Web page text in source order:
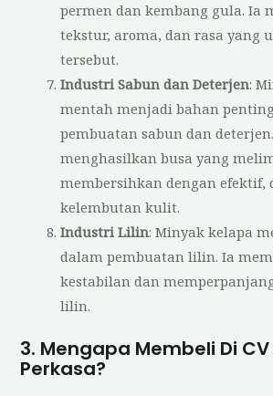
permen dan kembang gula. Ia
tekstur, aroma, dan rasa yang
tersebut.
Industri Sabun dan Deterjen:
mentah menjadi bahan
pembuatan sabun dan
menghasilkan busa yang
membersihkan dengan efektif,
kelembutan kulit.
Industri Lilin: Minyak kelapa
dalam pembuatan lilin. Ia
kestabilan dan
lilin.
3. Mengapa Membeli Di
Perkasa?